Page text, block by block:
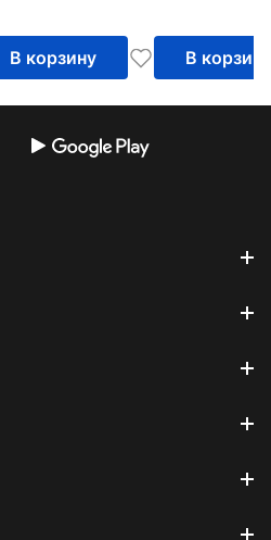
В корзину
корзинкой"
(ВВ3396)
В корзину